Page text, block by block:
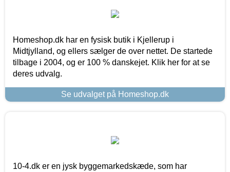
Homeshop.dk har en fysisk butik i Kjellerup i
Midtjylland, og ellers sælger de over nettet. De startede
tilbage i 2004, og er 100 % danskejet. Klik her for at se
deres udvalg.
Se udvalget på Homeshop.dk
10-4.dk er en jysk byggemarkedskæde, som har